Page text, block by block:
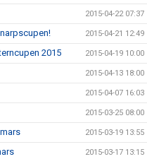
2015-04-22 07:37
2015-04-21 12:49
2015 2015-04-19 10:00
2015-04-13 18:00
2015-04-07 16:03
2015-03-25 08:00
2015-03-19 13:55
2015-03-17 13:15